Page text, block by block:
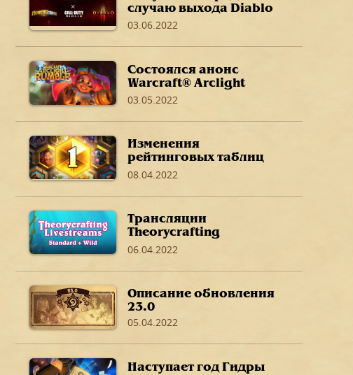
случаю выхода Diablo
Immortal в своих
03.06.2022
Состоялся анонс
Warcraft® Arclight
Rumble™!
03.05.2022
Изменения
рейтинговых таблиц
Арены: январь–март
08.04.2022
Трансляции
Theorycrafting
Livestreams,
дополнению
«Путешествие в
Затонувший город»
06.04.2022
Описание обновления
23.0
05.04.2022
Наступает год Гидры